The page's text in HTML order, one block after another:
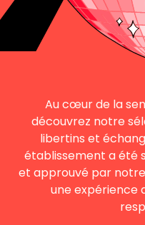
Au cœur de la
découvrez notre
libertins et
établissement a été
et approuvé par
une expérience